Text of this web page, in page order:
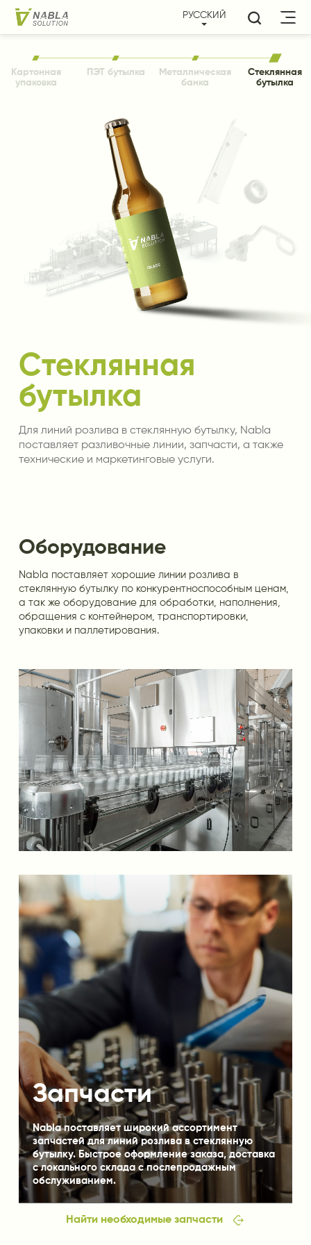
РУССКИЙ 
Главная
Картонная упаковка
Металлическая банка
Стеклянная бутылка
Картонная
упаковка
ПЭТ бутылка
Металлическая
банка
Стеклянная
бутылка
Стеклянная
бутылка
Для линий розлива в стеклянную бутылку, Nabla
поставляет разливочные линии, запчасти, а также
технические и маркетинговые услуги.
Оборудование
Nabla поставляет хорошие линии розлива в
стеклянную бутылку по конкурентноспособным ценам,
а так же оборудование для обработки, наполнения,
обращения с контейнером, транспортировки,
упаковки и паллетирования.
Запчасти
Nabla поставляет широкий ассортимент
запчастей для линий розлива в стеклянную
бутылку. Быстрое оформление заказа, доставка
с локального склада с послепродажным
обслуживанием.
Найти необходимые запчасти 